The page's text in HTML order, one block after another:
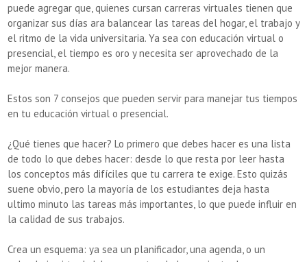
puede agregar que, quienes cursan carreras virtuales tienen que
organizar sus días ara balancear las tareas del hogar, el trabajo y
el ritmo de la vida universitaria. Ya sea con educación virtual o
presencial, el tiempo es oro y necesita ser aprovechado de la
mejor manera.
Estos son 7 consejos que pueden servir para manejar tus tiempos
en tu educación virtual o presencial.
¿Qué tienes que hacer? Lo primero que debes hacer es una lista
de todo lo que debes hacer: desde lo que resta por leer hasta
los conceptos más difíciles que tu carrera te exige. Esto quizás
suene obvio, pero la mayoría de los estudiantes deja hasta
ultimo minuto las tareas más importantes, lo que puede influir en
la calidad de sus trabajos.
Crea un esquema: ya sea un planificador, una agenda, o un